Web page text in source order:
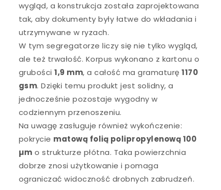
wygląd, a konstrukcja została zaprojektowana
tak, aby dokumenty były łatwe do wkładania i
utrzymywane w ryzach.
W tym segregatorze liczy się nie tylko wygląd,
ale też trwałość. Korpus wykonano z kartonu o
grubości1,9 mm, a całość ma gramaturę1170
gsm. Dzięki temu produkt jest solidny, a
jednocześnie pozostaje wygodny w
codziennym przenoszeniu.
Na uwagę zasługuje również wykończenie:
pokrycie matową folią polipropylenową 100
µm o strukturze płótna. Taka powierzchnia
dobrze znosi użytkowanie i pomaga
ograniczać widoczność drobnych zabrudzeń.